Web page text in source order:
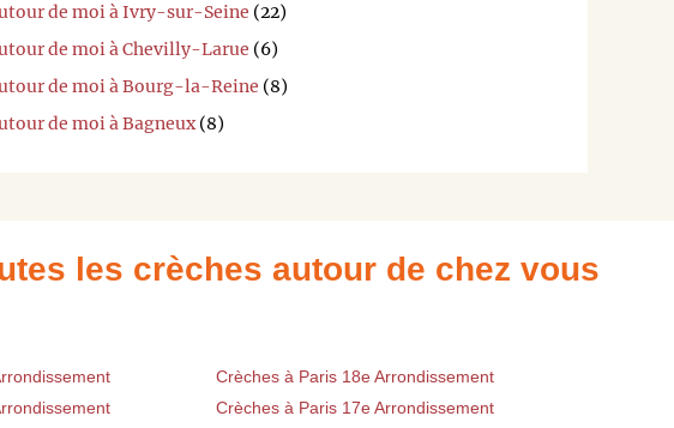
de moi à Ivry-sur-Seine (22)
de moi à Chevilly-Larue (6)
de moi à Bourg-la-Reine (8)
de moi à Bagneux(8)
les crèches autour de chez vous
Crèches à Paris 18e Arrondissement
Crèches à Paris 17e Arrondissement